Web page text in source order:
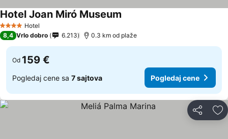
4 ZvezdiceHotel
Hotel Joan Miró Museum
8,4 Vrlo dobro 6.213 0.3 km od plaže
Od 159 €
Pogledaj cene sa 7 sajtova Pogledaj cene
Deli